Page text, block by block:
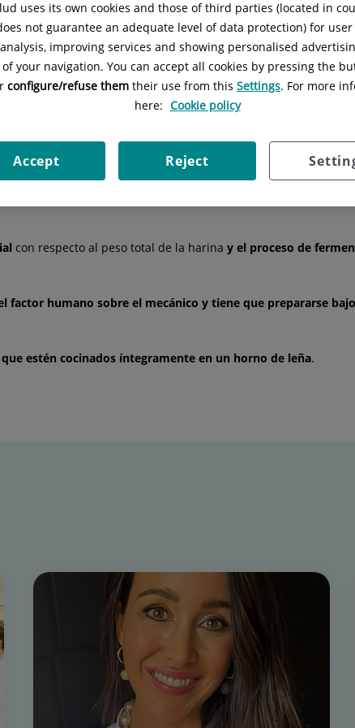
1 de julioentra en vigor lanueva ley del pan;hasta ahora, el
sobre el tipo de harina, el modo de elaboración…
tenga la etiqueta
integral tiene que estar elaborado
harinas debe de estar especificado el % que representa cada
y multicereal
sucede con el pan de centeno, para utilizar esta
cada una
con respecto al peso total de la harina y el proceso de
factor humano sobre el mecánico y tiene que prepararse
que estén cocinados íntegramente en un horno de leña.
uses its own cookies and those of third parties (located in
not guarantee an adequate level of data protection) for
improving services and showing personalised
your navigation. You can accept all cookies by pressing the
configure/refuse them their use from this Settings. For more
here: Cookie policy
Reject
Accept